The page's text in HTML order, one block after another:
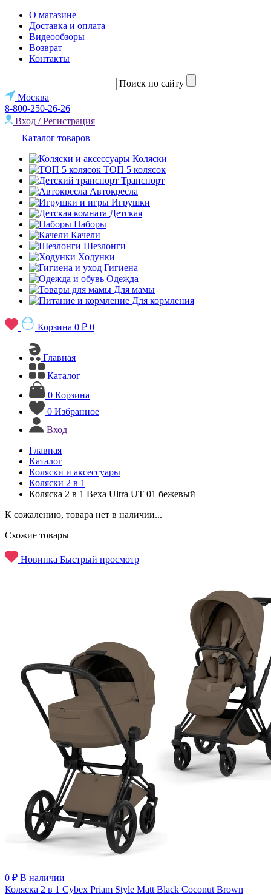
О магазине
Доставка и оплата
Видеообзоры
Возврат
Контакты
Поиск по сайту
Москва
8-800-250-26-26
Вход / Регистрация
Каталог товаров
Коляски
ТОП 5 колясок
Транспорт
Автокресла
Игрушки
Детская
Наборы
Качели
Шезлонги
Ходунки
Гигиена
Одежда
Для мамы
Для кормления
Корзина 0 ₽ 0
Главная
Каталог
0 Корзина
0 Избранное
Вход
Главная
Каталог
Коляски и аксессуары
Коляски 2 в 1
Коляска 2 в 1 Bexa Ultra UT 01 бежевый
К сожалению, товара нет в наличии...
Схожие товары
Новинка Быстрый просмотр
0 ₽ В наличии
Коляска 2 в 1 Cybex Priam Style Matt Black Coconut Brown